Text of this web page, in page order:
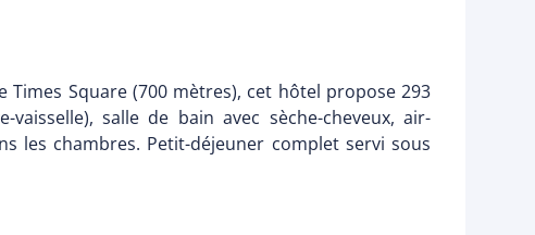
Square (700 mètres), cet hôtel propose 293
salle de bain avec sèche-cheveux, air-
les chambres. Petit-déjeuner complet servi sous